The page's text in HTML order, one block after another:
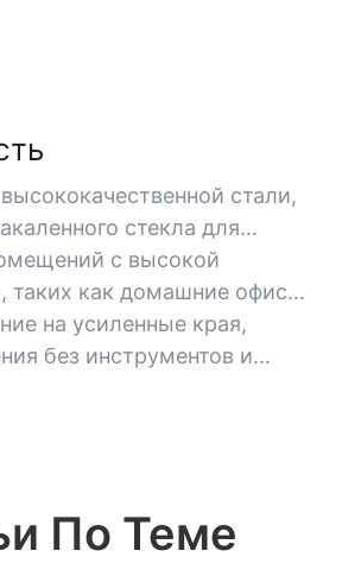
стали,
стекла для
от пыли, ударов и тепла.
с высокой
таких как домашние офисы
где прочность имеет
на усиленные края,
без инструментов и
По Теме